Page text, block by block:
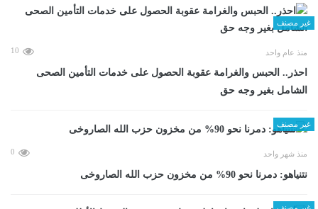
غير مصنف
منذ عام واحد 10
احذر.. الحبس والغرامة عقوبة الحصول على خدمات التأمين الصحى
الشامل بغير وجه حق
غير مصنف
منذ شهر واحد 0
نتنياهو: دمرنا نحو 90% من مخزون حزب الله الصاروخى